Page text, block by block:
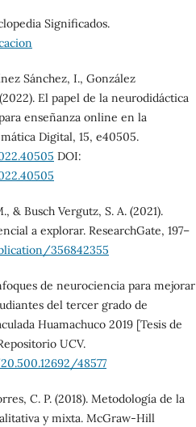
Significados.
Sánchez, I., González
El papel de la neurodidáctica
enseñanza online en la
Digital, 15, e40505.
DOI:
& Busch Vergutz, S. A. (2021).
a explorar. ResearchGate, 197–
356842355
de neurociencia para mejorar
del tercer grado de
Huamachuco 2019 [Tesis de
UCV.
48577
C. P. (2018). Metodología de la
y mixta. McGraw-Hill